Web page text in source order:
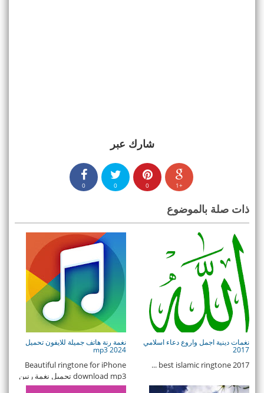
شارك عبر
0 0 0 +1
ذات صلة بالموضوع
نغمات دينية اجمل واروع دعاء اسلامي
2017
best islamic ringtone 2017 ...
نغمة رنة هاتف جميلة للايفون تحميل
mp3 2024
Beautiful ringtone for iPhone
download mp3 تحميل نغمة رنين
جميلة للا ...